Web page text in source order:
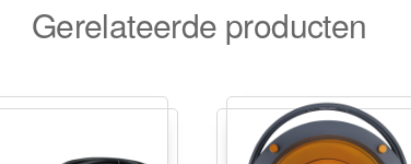
Gerelateerde producten